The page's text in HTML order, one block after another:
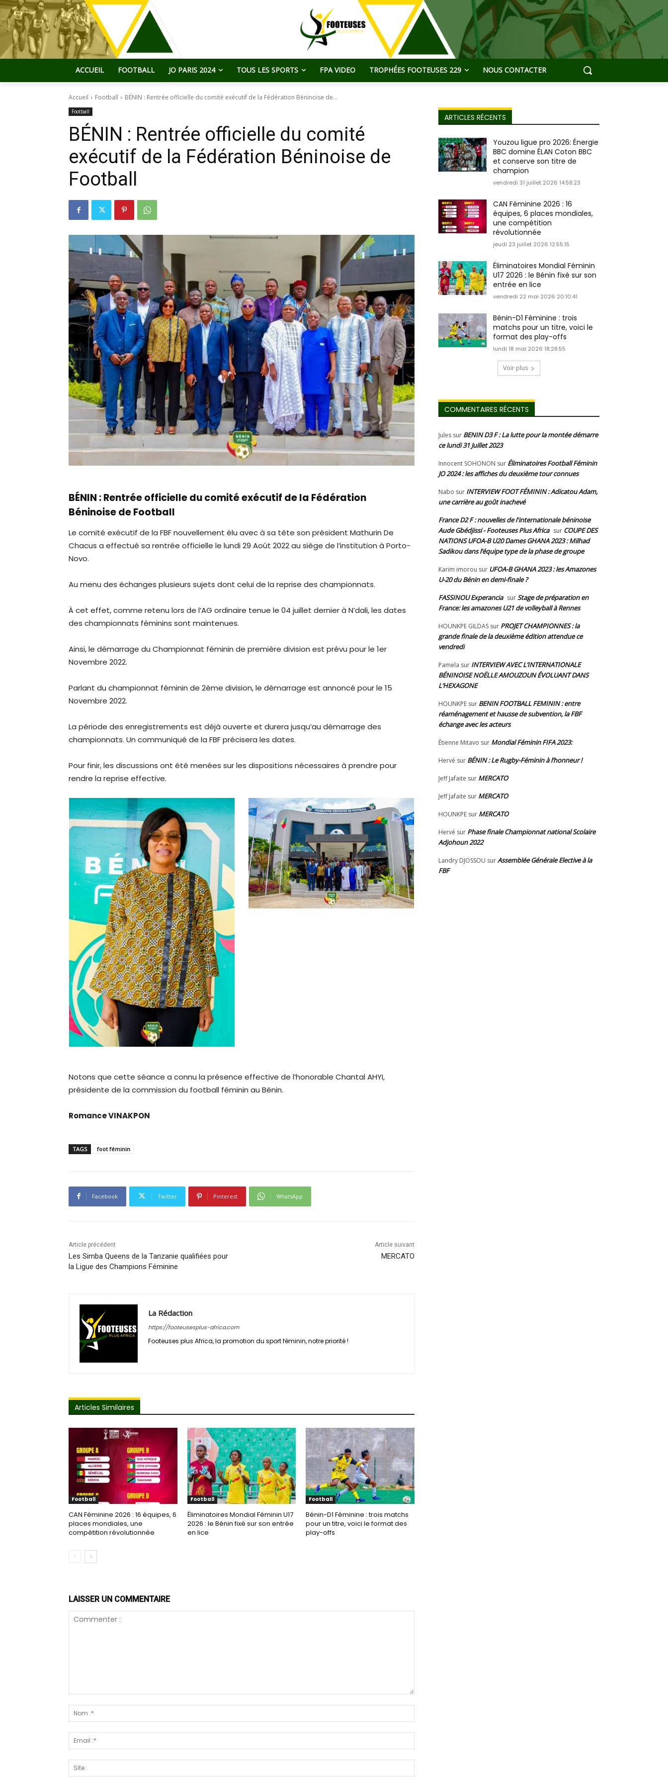
ACCUEIL FOOTBALL JO PARIS 2024 TOUS LES SPORTS FPA VIDEO TROPHÉES FOOTEUSES 229 NOUS CONTACTER
Accueil Football BÉNIN : Rentrée officielle du comité exécutif de la Fédération Béninoise de...
Football
BÉNIN : Rentrée officielle du comité
exécutif de la Fédération Béninoise de
Football
BÉNIN : Rentrée officielle du comité exécutif de la Fédération
Béninoise de Football
Le comité exécutif de la FBF nouvellement élu avec à sa tête son président Mathurin De
Chacus a effectué sa rentrée officielle le lundi 29 Août 2022 au siège de l’institution à Porto-
Novo.
Au menu des échanges plusieurs sujets dont celui de la reprise des championnats.
À cet effet, comme retenu lors de l’AG ordinaire tenue le 04 juillet dernier à N’dali, les dates
des championnats féminins sont maintenues.
Ainsi, le démarrage du Championnat féminin de première division est prévu pour le 1er
Novembre 2022.
Parlant du championnat féminin de 2ème division, le démarrage est annoncé pour le 15
Novembre 2022.
La période des enregistrements est déjà ouverte et durera jusqu’au démarrage des
championnats. Un communiqué de la FBF précisera les dates.
Pour finir, les discussions ont été menées sur les dispositions nécessaires à prendre pour
rendre la reprise effective.
Notons que cette séance a connu la présence effective de l’honorable Chantal AHYI,
présidente de la commission du football féminin au Bénin.
Romance VINAKPON
TAGS foot féminin
Facebook Twitter Pinterest WhatsApp
Article précédent
Les Simba Queens de la Tanzanie qualifiées pour
la Ligue des Champions Féminine
Article suivant
MERCATO
La Rédaction
https://footeusesplus-africa.com
Footeuses plus Africa, la promotion du sport féminin, notre priorité !
Articles Similaires
Football
CAN Féminine 2026 : 16 équipes, 6
places mondiales, une
compétition révolutionnée
Football
Éliminatoires Mondial Féminin U17
2026 : le Bénin fixé sur son entrée
en lice
Football
Bénin-D1 Féminine : trois matchs
pour un titre, voici le format des
play-offs
LAISSER UN COMMENTAIRE
:*
:*
:
ARTICLES RÉCENTS
Youzou ligue pro 2026: Énergie
BBC domine ÉLAN Coton BBC
et conserve son titre de
champion
vendredi 31 juillet 2026 14:58:23
CAN Féminine 2026 : 16
équipes, 6 places mondiales,
une compétition
révolutionnée
jeudi 23 juillet 2026 12:55:15
Éliminatoires Mondial Féminin
U17 2026 : le Bénin fixé sur son
entrée en lice
vendredi 22 mai 2026 20:10:41
Bénin-D1 Féminine : trois
matchs pour un titre, voici le
format des play-offs
lundi 18 mai 2026 18:28:55
Voir plus
COMMENTAIRES RÉCENTS
Jules sur BENIN D3 F : La lutte pour la montée démarre
ce lundi 31 Juillet 2023
Innocent SOHONON sur Éliminatoires Football Féminin
JO 2024 : les affiches du deuxième tour connues
Nabo sur INTERVIEW FOOT FÉMININ : Adicatou Adam,
une carrière au goût inachevé
France D2 F : nouvelles de l'internationale béninoise
Aude Gbédjissi - Footeuses Plus Africa sur COUPE DES
NATIONS UFOA-B U20 Dames GHANA 2023 : Milhad
Sadikou dans l’équipe type de la phase de groupe
Karim imorou sur UFOA-B GHANA 2023 : les Amazones
U-20 du Bénin en demi-finale ?
FASSINOU Experancia surStage de préparation en
France: les amazones U21 de volleyball à Rennes
HOUNKPE GILDAS sur PROJET CHAMPIONNES : la
grande finale de la deuxième édition attendue ce
vendredi
Pamela sur INTERVIEW AVEC L’INTERNATIONALE
BÉNINOISE NOËLLE AMOUZOUN ÉVOLUANT DANS
L’HEXAGONE
HOUNKPE sur BENIN FOOTBALL FEMININ : entre
réaménagement et hausse de subvention, la FBF
échange avec les acteurs
Étienne Mitavo sur Mondial Féminin FIFA 2023:
Hervé sur BÉNIN : Le Rugby-Féminin à l’honneur !
Jeff Jafaite sur MERCATO
Jeff Jafaite sur MERCATO
HOUNKPE sur MERCATO
Hervé sur Phase finale Championnat national Scolaire
Adjohoun 2022
Landry DJOSSOU surAssemblée Générale Elective à la
FBF